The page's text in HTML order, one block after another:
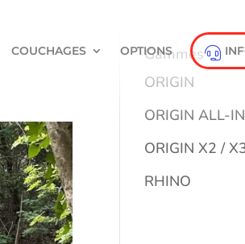
COUCHAGES OPTIONS
Gammes
ORIGIN
ORIGIN ALL-IN
ORIGIN X2 /
RHINO